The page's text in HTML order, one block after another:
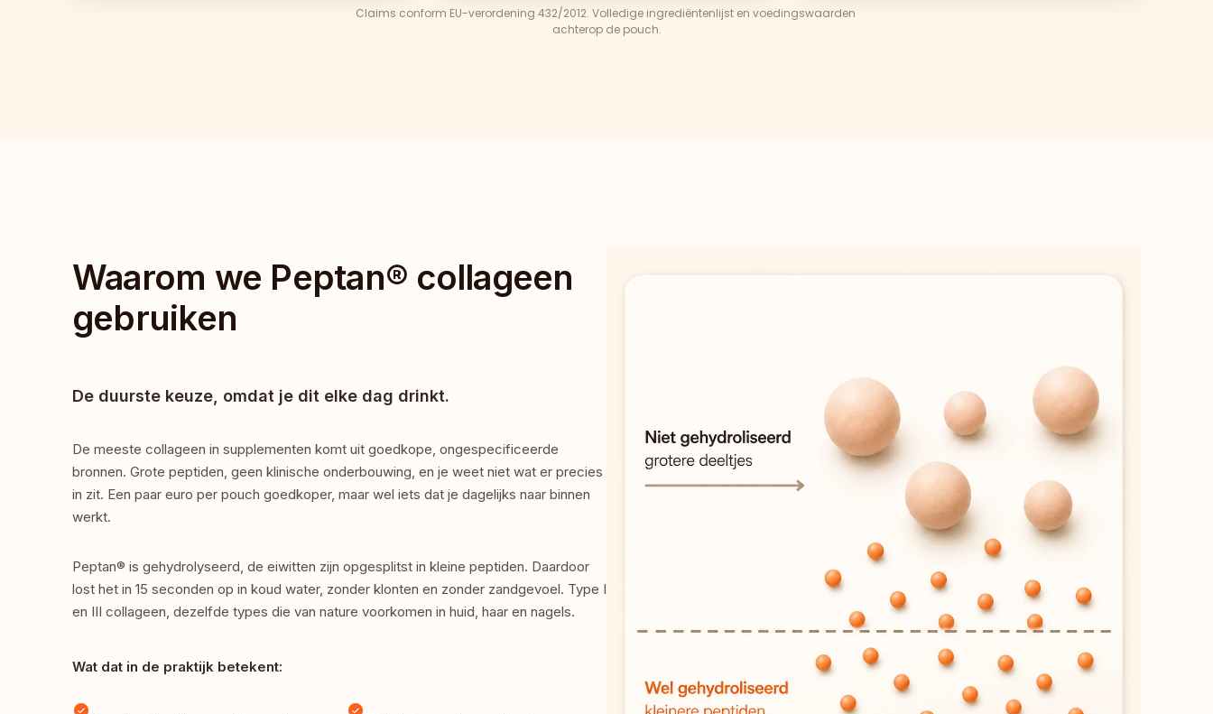
Claims conform EU-verordening 432/2012. Volledige ingrediëntenlijst en voedingswaarden
achterop de pouch.
Waarom we Peptan® collageen
gebruiken
De duurste keuze, omdat je dit elke dag drinkt.
De meeste collageen in supplementen komt uit goedkope, ongespecificeerde
bronnen. Grote peptiden, geen klinische onderbouwing, en je weet niet wat er precies
in zit. Een paar euro per pouch goedkoper, maar wel iets dat je dagelijks naar binnen
werkt.
Peptan® is gehydrolyseerd, de eiwitten zijn opgesplitst in kleine peptiden. Daardoor
lost het in 15 seconden op in koud water, zonder klonten en zonder zandgevoel. Type I
en III collageen, dezelfde types die van nature voorkomen in huid, haar en nagels.
Wat dat in de praktijk betekent: